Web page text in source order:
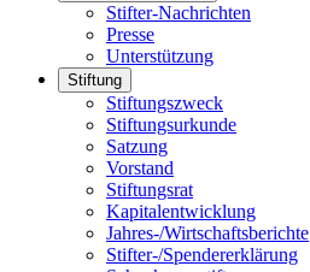
Stifter-Nachrichten
Presse
Unterstützung
Stiftung
Stiftungszweck
Stiftungsurkunde
Satzung
Vorstand
Stiftungsrat
Kapitalentwicklung
Jahres-/Wirtschaftsberichte
Stifter-/Spendererklärung